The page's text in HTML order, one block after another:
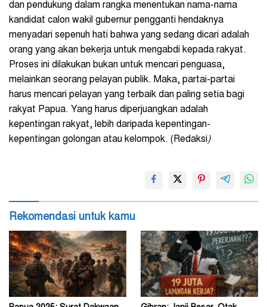
dan pendukung dalam rangka menentukan nama-nama
kandidat calon wakil gubernur pengganti hendaknya
menyadari sepenuh hati bahwa yang sedang dicari adalah
orang yang akan bekerja untuk mengabdi kepada rakyat.
Proses ini dilakukan bukan untuk mencari penguasa,
melainkan seorang pelayan publik. Maka, partai-partai
harus mencari pelayan yang terbaik dan paling setia bagi
rakyat Papua. Yang harus diperjuangkan adalah
kepentingan rakyat, lebih daripada kepentingan-
kepentingan golongan atau kelompok. (Redaksi)
Rekomendasi untuk kamu